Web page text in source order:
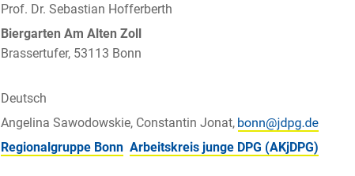
Prof. Dr. Sebastian Hofferberth
Biergarten Am Alten Zoll
Brassertufer, 53113 Bonn
Deutsch
Angelina Sawodowskie, Constantin Jonat,
Regionalgruppe Bonn Arbeitskreis junge DPG (AKjDPG)